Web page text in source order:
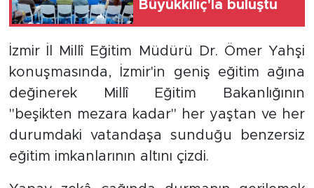
Büyükkılıç'la buluştu
İzmir İl Millî Eğitim Müdürü Dr. Ömer Yahşi
konuşmasında, İzmir'in geniş eğitim ağına
değinerek Millî Eğitim Bakanlığının
''beşikten mezara kadar'' her yaştan ve her
durumdaki vatandaşa sunduğu benzersiz
eğitim imkanlarının altını çizdi.